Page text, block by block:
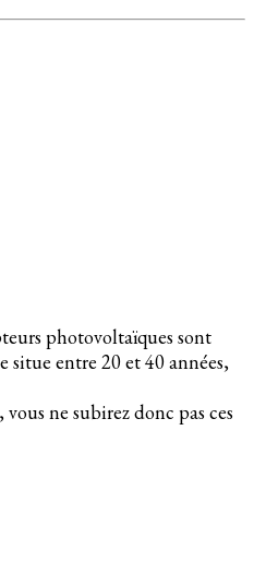
photovoltaïques sont
situe entre 20 et 40 années,
ne subirez donc pas ces